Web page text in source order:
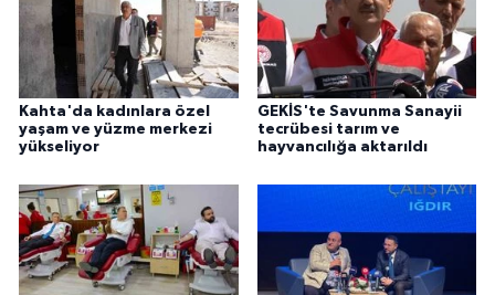
Kahta'da kadınlara özel
yaşam ve yüzme merkezi
yükseliyor
GEKİS'te Savunma Sanayii
tecrübesi tarım ve
hayvancılığa aktarıldı